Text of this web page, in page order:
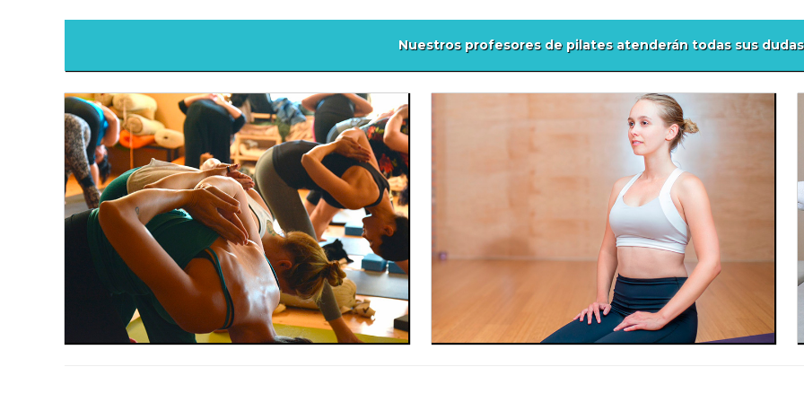
Nuestrosprofesores de pilatesatenderán todas sus